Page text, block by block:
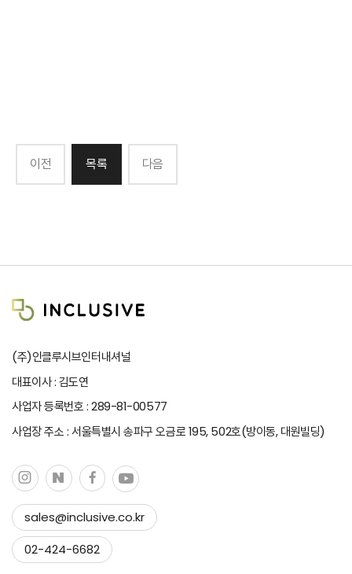
이전 목록 다음
(주)인클루시브인터내셔널
대표이사 : 김도연
사업자 등록번호 : 289-81-00577
사업장 주소 : 서울특별시 송파구 오금로 195, 502호(방이동, 대원빌딩)
sales@inclusive.co.kr
이메일 복사하기
복사 완료!
02-424-6682